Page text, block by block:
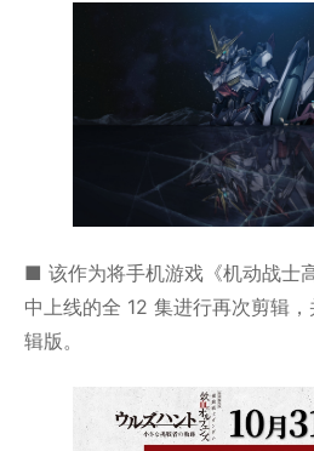
■ 该作为将手机游戏《机动战士
中上线的全 12 集进行再次剪辑
辑版。